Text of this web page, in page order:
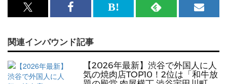
x<br>
記
事
を
Facebook<br>
記
は
ブ
ッ
RSS
事
を
メ
ガ
登
関連インバウンド記事
【2026年最新】渋谷で外国人に人
気の焼肉店TOP10！2位は「和牛放